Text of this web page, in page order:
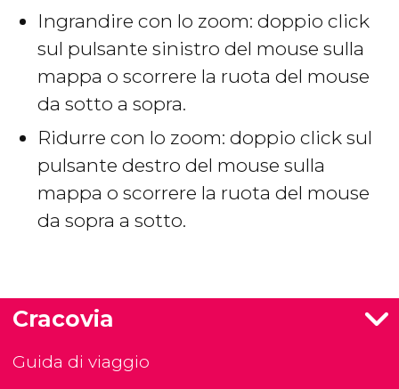
Ingrandire con lo zoom: doppio click
sul pulsante sinistro del mouse sulla
mappa o scorrere la ruota del mouse
da sotto a sopra.
Ridurre con lo zoom: doppio click sul
pulsante destro del mouse sulla
mappa o scorrere la ruota del mouse
da sopra a sotto.
Cracovia
Guida di viaggio